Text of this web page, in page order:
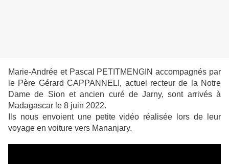
Marie-Andrée et Pascal PETITMENGIN accompagnés par
le Père Gérard CAPPANNELI, actuel recteur de la Notre
Dame de Sion et ancien curé de Jarny, sont arrivés à
Madagascar le 8 juin 2022.
Ils nous envoient une petite vidéo réalisée lors de leur
voyage en voiture vers Mananjary.